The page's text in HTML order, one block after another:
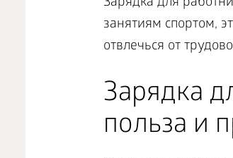
занятиям спортом,
отвлечься от
Зарядка
польза и